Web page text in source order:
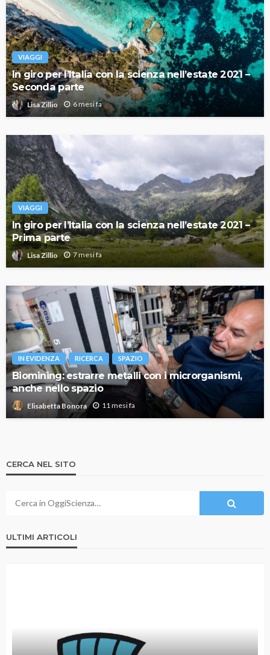
VIAGGI
In giro per l’Italia con la scienza nell’estate 2021 –
Seconda parte
Lisa Zillio 6 mesi fa
VIAGGI
In giro per l’Italia con la scienza nell’estate 2021 –
Prima parte
Lisa Zillio 7 mesi fa
IN EVIDENZA RICERCA SPAZIO
Biomining: estrarre metalli con i microrganismi,
anche nello spazio
Elisabetta Bonora 11 mesi fa
CERCA NEL SITO
ULTIMI ARTICOLI